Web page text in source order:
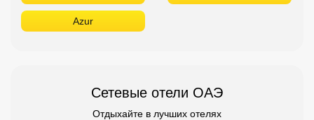
Azur
Сетевые отели ОАЭ
Отдыхайте в лучших отелях